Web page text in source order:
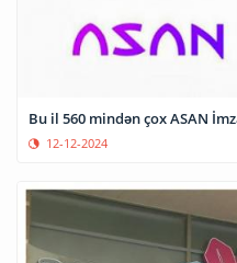
Bu il 560 mindən çox ASAN
12-12-2024